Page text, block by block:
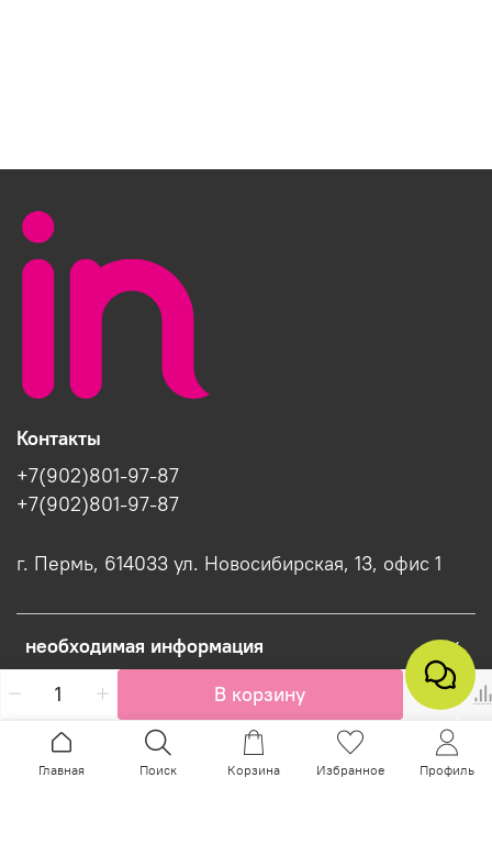
В корзину
необходимая информация
Контакты
+7(902)801-97-87
+7(902)801-97-87
г. Пермь, 614033 ул. Новосибирская, 13, офис 1
Интернет-магазин создан на InSales
Главная Поиск Корзина Избранное Профиль